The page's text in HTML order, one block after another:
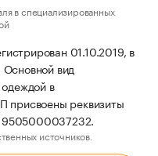
в специализированных
01.10.2019, в
вид
одеждой в
присвоены реквизиты
источников.